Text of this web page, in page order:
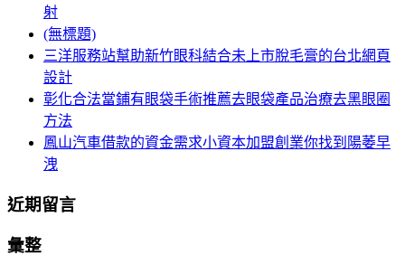
射
(無標題)
三洋服務站幫助新竹眼科結合未上市脫毛膏的台北網頁
設計
彰化合法當鋪有眼袋手術推薦去眼袋產品治療去黑眼圈
方法
鳳山汽車借款的資金需求小資本加盟創業你找到陽萎早
洩
近期留言
彙整